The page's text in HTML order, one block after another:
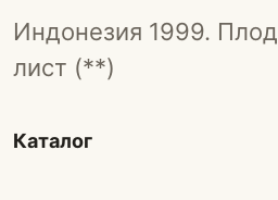
Индонезия 1999.
лист (**)
Каталог